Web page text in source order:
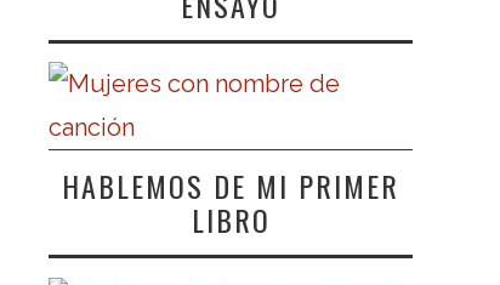
HABLEMOS DE MI PRIMER
LIBRO